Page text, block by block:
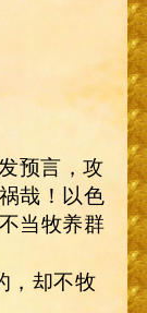
预言，攻
哉！以色
当牧养群
，却不牧